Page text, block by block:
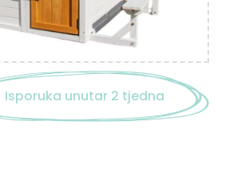
Isporuka unutar 2 tjedna